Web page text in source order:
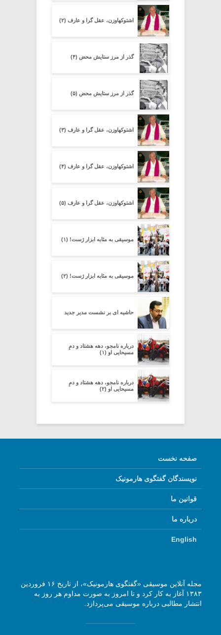
اشتوکهاوزن، عقل گرا و عارف (۲)
گذر از مرز ستایشِ محض (۴)
گذر از مرز ستایشِ محض (۵)
اشتوکهاوزن، عقل گرا و عارف (۳)
اشتوکهاوزن، عقل گرا و عارف (۴)
اشتوکهاوزن، عقل گرا و عارف (۵)
موسیقی به مثابه ابزار ژست! (۱)
موسیقی به مثابه ابزار ژست! (۲)
حاشیه ای بر نشست مدیر جدید
درباره‌ نامجو، دهه‌ هشتاد و دمِ
مسیحایی او (۱)
درباره‌ نامجو، دهه‌ هشتاد و دمِ
مسیحایی او (۲)
صفحه نخست
نویسندگان گفتگوی هارمونیک
قوانین ما
درباره ما
English
مجله آنلاین موسیقی «گفتگوی هارمونیک»، از تاریخ ۱۶ فروردین
۱۳۸۳ آغاز به کار کرد و تا امروز به صورت مداوم هر روز به
انتشار مطالبی درباره موسیقی می‌پردازد.